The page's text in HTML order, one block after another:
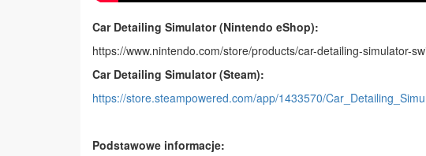
Car Detailing Simulator(Nintendo eShop):
https://www.nintendo.com/store/products/car-detailing-simulator-
Car Detailing Simulator(Steam):
https://store.steampowered.com/app/1433570/
Podstawowe informacje: